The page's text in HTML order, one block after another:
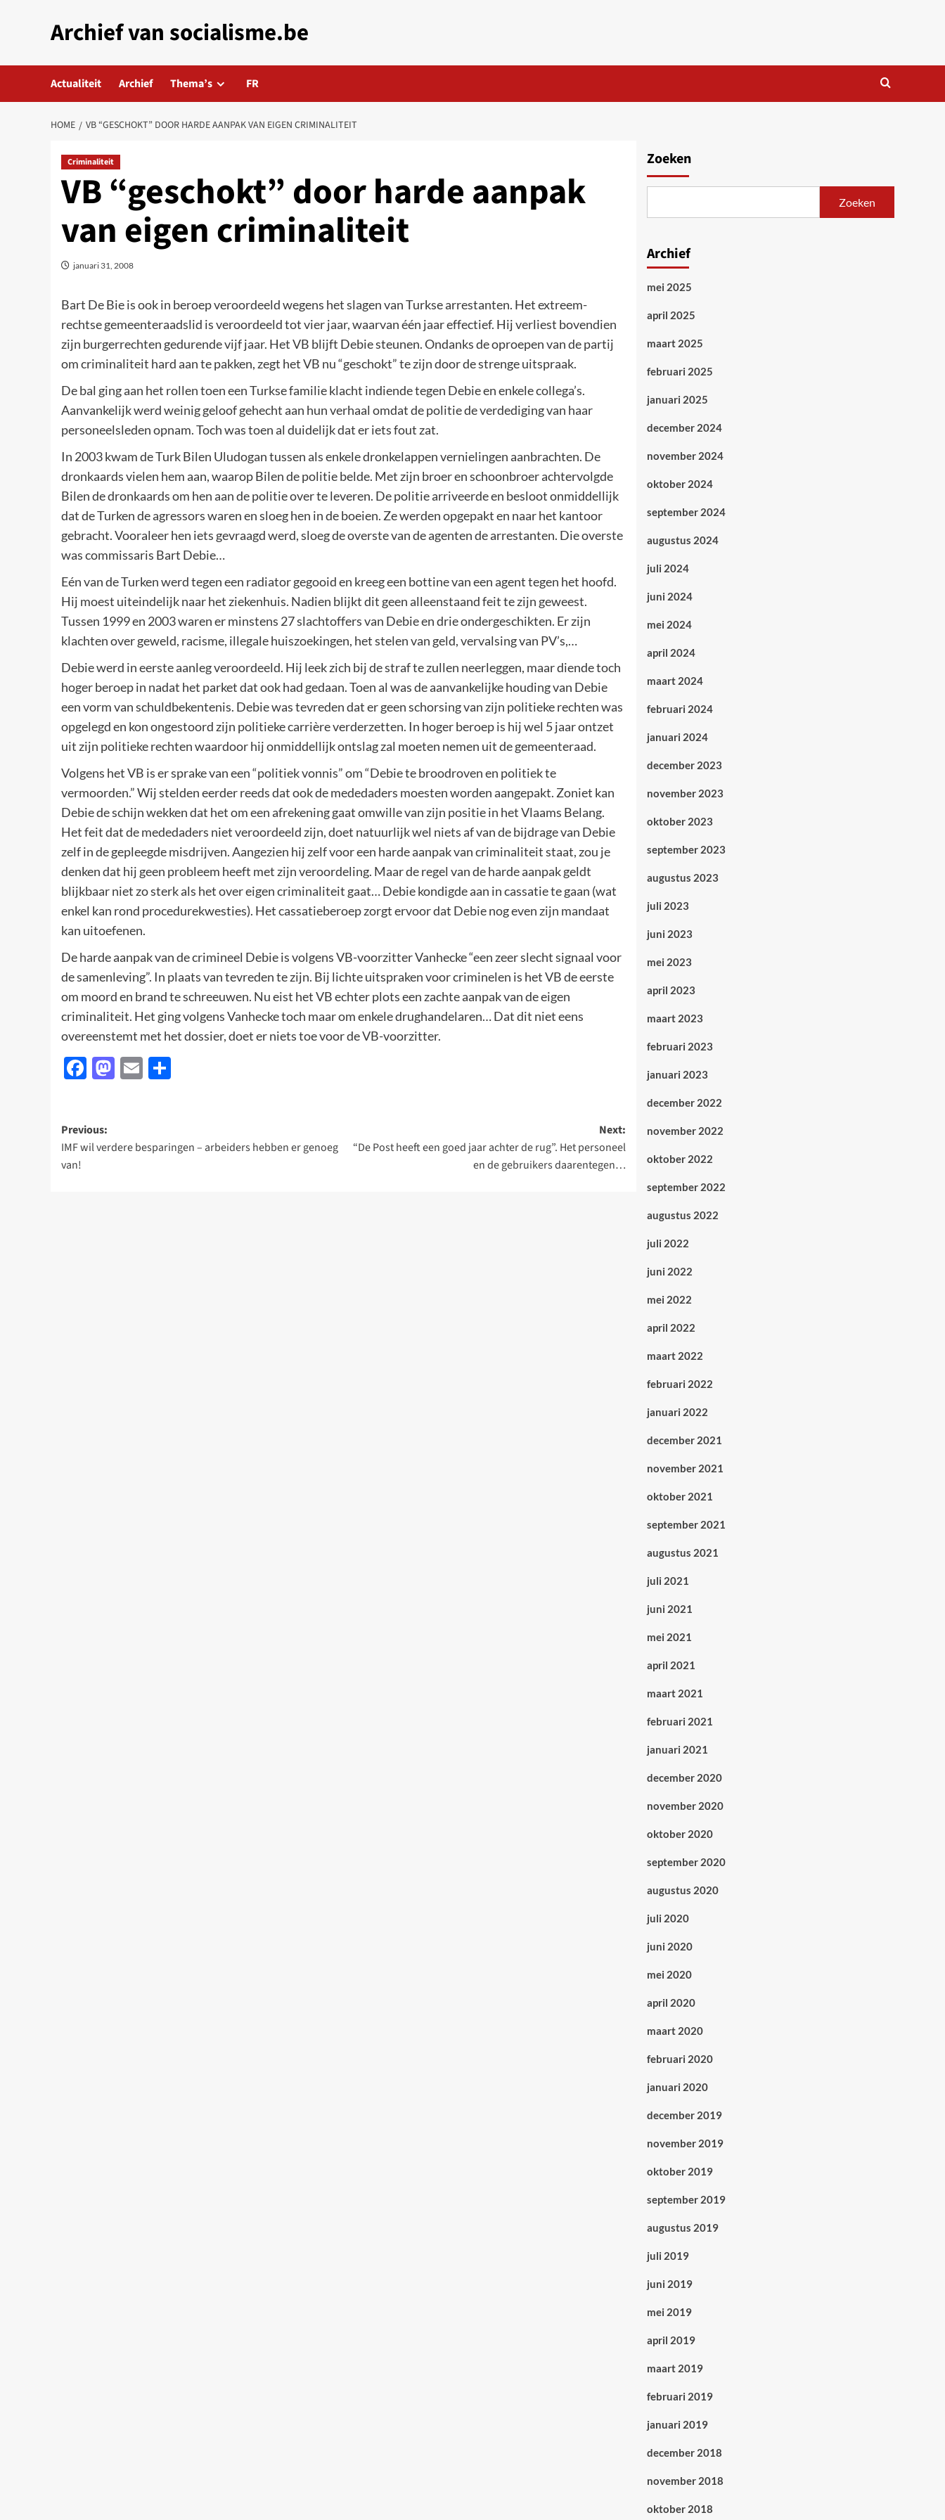
Archief van socialisme.be
Actualiteit Archief Thema’s FR
HOME VB “GESCHOKT” DOOR HARDE AANPAK VAN EIGEN CRIMINALITEIT
Criminaliteit
VB “geschokt” door harde aanpak
van eigen criminaliteit
januari 31, 2008
Bart De Bie is ook in beroep veroordeeld wegens het slagen van Turkse arrestanten. Het extreem-
rechtse gemeenteraadslid is veroordeeld tot vier jaar, waarvan één jaar effectief. Hij verliest bovendien
zijn burgerrechten gedurende vijf jaar. Het VB blijft Debie steunen. Ondanks de oproepen van de partij
om criminaliteit hard aan te pakken, zegt het VB nu “geschokt” te zijn door de strenge uitspraak.
De bal ging aan het rollen toen een Turkse familie klacht indiende tegen Debie en enkele collega’s.
Aanvankelijk werd weinig geloof gehecht aan hun verhaal omdat de politie de verdediging van haar
personeelsleden opnam. Toch was toen al duidelijk dat er iets fout zat.
In 2003 kwam de Turk Bilen Uludogan tussen als enkele dronkelappen vernielingen aanbrachten. De
dronkaards vielen hem aan, waarop Bilen de politie belde. Met zijn broer en schoonbroer achtervolgde
Bilen de dronkaards om hen aan de politie over te leveren. De politie arriveerde en besloot onmiddellijk
dat de Turken de agressors waren en sloeg hen in de boeien. Ze werden opgepakt en naar het kantoor
gebracht. Vooraleer hen iets gevraagd werd, sloeg de overste van de agenten de arrestanten. Die overste
was commissaris Bart Debie…
Eén van de Turken werd tegen een radiator gegooid en kreeg een bottine van een agent tegen het hoofd.
Hij moest uiteindelijk naar het ziekenhuis. Nadien blijkt dit geen alleenstaand feit te zijn geweest.
Tussen 1999 en 2003 waren er minstens 27 slachtoffers van Debie en drie ondergeschikten. Er zijn
klachten over geweld, racisme, illegale huiszoekingen, het stelen van geld, vervalsing van PV’s,…
Debie werd in eerste aanleg veroordeeld. Hij leek zich bij de straf te zullen neerleggen, maar diende toch
hoger beroep in nadat het parket dat ook had gedaan. Toen al was de aanvankelijke houding van Debie
een vorm van schuldbekentenis. Debie was tevreden dat er geen schorsing van zijn politieke rechten was
opgelegd en kon ongestoord zijn politieke carrière verderzetten. In hoger beroep is hij wel 5 jaar ontzet
uit zijn politieke rechten waardoor hij onmiddellijk ontslag zal moeten nemen uit de gemeenteraad.
Volgens het VB is er sprake van een “politiek vonnis” om “Debie te broodroven en politiek te
vermoorden.” Wij stelden eerder reeds dat ook de mededaders moesten worden aangepakt. Zoniet kan
Debie de schijn wekken dat het om een afrekening gaat omwille van zijn positie in het Vlaams Belang.
Het feit dat de mededaders niet veroordeeld zijn, doet natuurlijk wel niets af van de bijdrage van Debie
zelf in de gepleegde misdrijven. Aangezien hij zelf voor een harde aanpak van criminaliteit staat, zou je
denken dat hij geen probleem heeft met zijn veroordeling. Maar de regel van de harde aanpak geldt
blijkbaar niet zo sterk als het over eigen criminaliteit gaat… Debie kondigde aan in cassatie te gaan (wat
enkel kan rond procedurekwesties). Het cassatieberoep zorgt ervoor dat Debie nog even zijn mandaat
kan uitoefenen.
De harde aanpak van de crimineel Debie is volgens VB-voorzitter Vanhecke “een zeer slecht signaal voor
de samenleving”. In plaats van tevreden te zijn. Bij lichte uitspraken voor criminelen is het VB de eerste
om moord en brand te schreeuwen. Nu eist het VB echter plots een zachte aanpak van de eigen
criminaliteit. Het ging volgens Vanhecke toch maar om enkele drughandelaren… Dat dit niet eens
overeenstemt met het dossier, doet er niets toe voor de VB-voorzitter.
Facebook
Mastodon
Email
Post
navigation
Previous:
IMF wil verdere besparingen – arbeiders hebben er genoeg
van!
Next:
“De Post heeft een goed jaar achter de rug”. Het personeel
en de gebruikers daarentegen…
Zoeken
Zoeken
Archief
mei 2025
april 2025
maart 2025
februari 2025
januari 2025
december 2024
november 2024
oktober 2024
september 2024
augustus 2024
juli 2024
juni 2024
mei 2024
april 2024
maart 2024
februari 2024
januari 2024
december 2023
november 2023
oktober 2023
september 2023
augustus 2023
juli 2023
juni 2023
mei 2023
april 2023
maart 2023
februari 2023
januari 2023
december 2022
november 2022
oktober 2022
september 2022
augustus 2022
juli 2022
juni 2022
mei 2022
april 2022
maart 2022
februari 2022
januari 2022
december 2021
november 2021
oktober 2021
september 2021
augustus 2021
juli 2021
juni 2021
mei 2021
april 2021
maart 2021
februari 2021
januari 2021
december 2020
november 2020
oktober 2020
september 2020
augustus 2020
juli 2020
juni 2020
mei 2020
april 2020
maart 2020
februari 2020
januari 2020
december 2019
november 2019
oktober 2019
september 2019
augustus 2019
juli 2019
juni 2019
mei 2019
april 2019
maart 2019
februari 2019
januari 2019
december 2018
november 2018
oktober 2018